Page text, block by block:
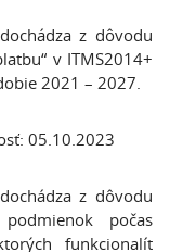
z dôvodu
v ITMS2014+
2021 – 2027.
05.10.2023
z dôvodu
počas
funkcionalít